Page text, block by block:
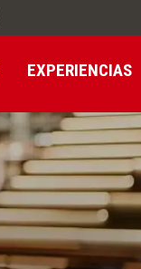
EXPERIENCIAS